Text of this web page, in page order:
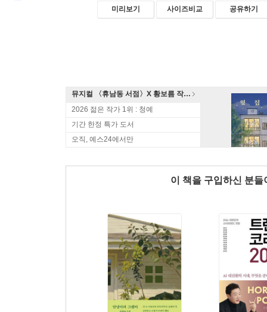
미리보기 사이즈비교 공유하기
뮤지컬 〈휴남동 서점〉X 황보름 작가 북토크
2026 젊은 작가 1위 : 청예
기간 한정 특가 도서
오직, 예스24에서만
이 책을 구입하신 분